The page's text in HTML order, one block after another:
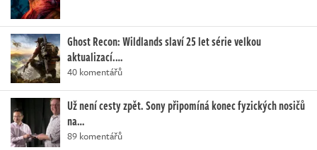
Ghost Recon: Wildlands slaví 25 let série velkou
aktualizací.…
40 komentářů
Už není cesty zpět. Sony připomíná konec fyzických nosičů
na…
89 komentářů